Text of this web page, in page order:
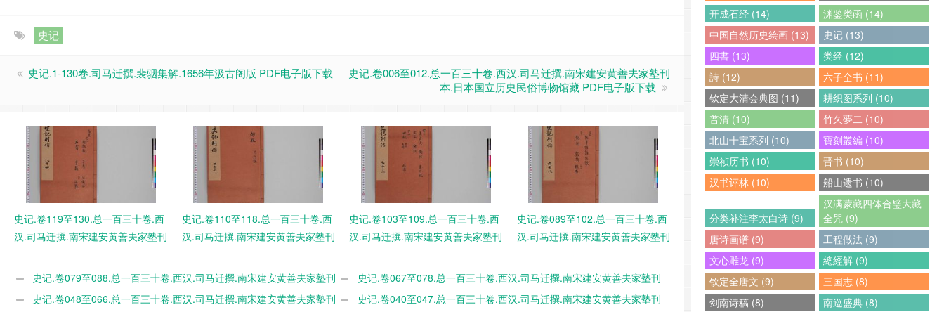
史记
史记.1-130卷.司马迁撰.裴骃集解.1656年汲古阁版 PDF电子版下载
史记.卷006至012.总一百三十卷.西汉.司马迁撰.南宋建安黄善夫家塾刊
本.日本国立历史民俗博物馆藏 PDF电子版下载
史记.卷119至130.总一百三十卷.西
汉.司马迁撰.南宋建安黄善夫家塾刊
电子版下载
史记.卷110至118.总一百三十卷.西
汉.司马迁撰.南宋建安黄善夫家塾刊
电子版下载
史记.卷103至109.总一百三十卷.西
汉.司马迁撰.南宋建安黄善夫家塾刊
电子版下载
史记.卷089至102.总一百三十卷.西
汉.司马迁撰.南宋建安黄善夫家塾刊
电子版下载
史记.卷079至088.总一百三十卷.西汉.司马迁撰.南宋建安黄善夫家塾刊
本.日本国立历史民俗博物馆藏 PDF电子版下载
史记.卷067至078.总一百三十卷.西汉.司马迁撰.南宋建安黄善夫家塾刊
本.日本国立历史民俗博物馆藏 PDF电子版下载
史记.卷048至066.总一百三十卷.西汉.司马迁撰.南宋建安黄善夫家塾刊
史记.卷040至047.总一百三十卷.西汉.司马迁撰.南宋建安黄善夫家塾刊
开成石经 (14)
渊鉴类函 (14)
中国自然历史绘画 (13)
史记 (13)
四書 (13)
类经 (12)
詩 (12)
六子全书 (11)
钦定大清会典图 (11)
耕织图系列 (10)
普清 (10)
竹久夢二 (10)
北山十宝系列 (10)
寶刻叢編 (10)
崇祯历书 (10)
晋书 (10)
汉书评林 (10)
船山遗书 (10)
分类补注李太白诗 (9)
汉满蒙藏四体合璧大藏
全咒 (9)
唐诗画谱 (9)
工程做法 (9)
文心雕龙 (9)
總經解 (9)
钦定全唐文 (9)
三国志 (8)
剑南诗稿 (8)
南巡盛典 (8)